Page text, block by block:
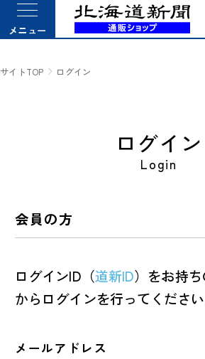
メニュー
サイトTOP ログイン
ログイン
Login
会員の方
ログインID（道新ID）をお持
からログインを行ってください
メールアドレス